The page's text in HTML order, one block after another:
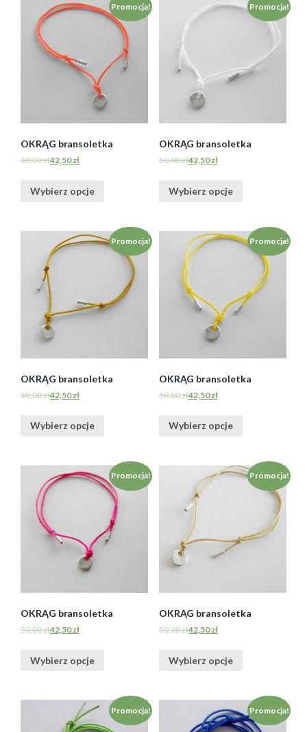
Promocja!
OKRĄG bransoletka
50,00zł42,50zł
Wybierz opcje
Promocja!
OKRĄG bransoletka
50,00zł42,50zł
Wybierz opcje
Promocja!
OKRĄG bransoletka
50,00zł42,50zł
Wybierz opcje
Promocja!
OKRĄG bransoletka
50,00zł42,50zł
Wybierz opcje
Promocja!
OKRĄG bransoletka
50,00zł42,50zł
Wybierz opcje
Promocja!
OKRĄG bransoletka
50,00zł42,50zł
Wybierz opcje
Promocja! Promocja!